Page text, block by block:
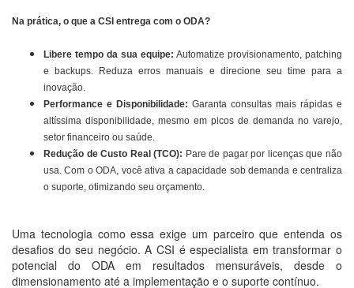
Na prática, o que a CSI entrega com o ODA?
Libere tempo da sua equipe: Automatize provisionamento, patching
e backups. Reduza erros manuais e direcione seu time para a
inovação.
Performance e Disponibilidade: Garanta consultas mais rápidas e
altíssima disponibilidade, mesmo em picos de demanda no varejo,
setor financeiro ou saúde.
Redução de Custo Real (TCO): Pare de pagar por licenças que não
usa. Com o ODA, você ativa a capacidade sob demanda e centraliza
o suporte, otimizando seu orçamento.
Uma tecnologia como essa exige um parceiro que entenda os
desafios do seu negócio. A CSI é especialista em transformar o
potencial do ODA em resultados mensuráveis, desde o
dimensionamento até a implementação e o suporte contínuo.